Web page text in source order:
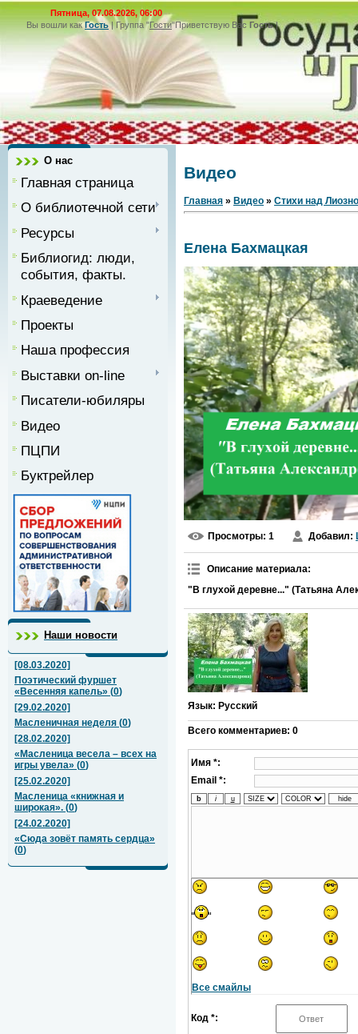
Пятница, 07.08.2026, 06:00
Вы вошли как Гость|Группа"Гости"Приветствую Вас Гость|
О нас
Главная страница
О библиотечной сети
Ресурсы
Библиогид: люди,
события, факты.
Краеведение
Проекты
Наша профессия
Выставки on-line
Писатели-юбиляры
Видео
ПЦПИ
Буктрейлер
Наши новости
[08.03.2020]
Поэтический фуршет
«Весенняя капель» (0)
[29.02.2020]
Масленичная неделя (0)
[28.02.2020]
«Масленица весела – всех на
игры увела» (0)
[25.02.2020]
Масленица «книжная и
широкая». (0)
[24.02.2020]
«Сюда зовёт память сердца»
(0)
Видео
Главная » Видео » Стихи над Лиозно
Елена Бахмацкая
Просмотры: 1 Добавил:
Описание материала:
"В глухой деревне..." (Татьяна
Язык: Русский
Всего комментариев: 0
Имя *:
Email *:
Все смайлы
Код *: